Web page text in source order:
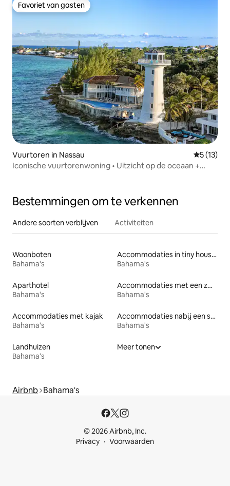
Favoriet van gasten
Favoriet van gasten
Vuurtoren in Nassau
5 (13)
Iconische vuurtorenwoning • Uitzicht op de oceaan +
Bestemmingen om te verkennen
Andere soorten verblijven Activiteiten
Woonboten
Bahama's
Accommodaties in tiny houses
Bahama's
Aparthotel
Bahama's
Accommodaties met een zwembad
Bahama's
Accommodaties met kajak
Bahama's
Accommodaties nabij een strand
Bahama's
Landhuizen
Bahama's
Meer tonen
Airbnb Bahama's
© 2026 Airbnb, Inc.
Privacy
Voorwaarden